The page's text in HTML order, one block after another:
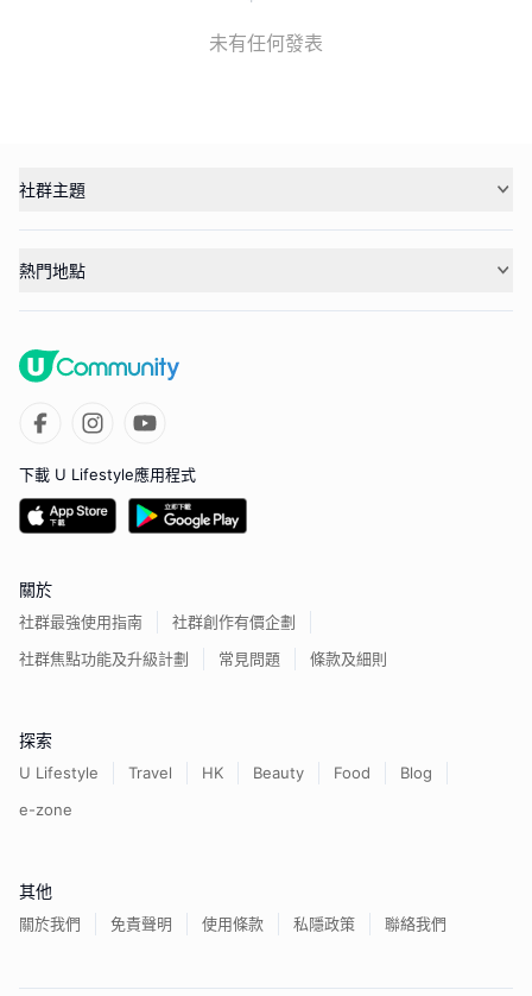
未有任何發表
社群主題
熱門地點
下載 U Lifestyle應用程式
關於
社群最強使用指南
社群創作有價企劃
社群焦點功能及升級計劃
常見問題 條款及細則
探索
U Lifestyle Travel HK Beauty Food
Blog
e-zone
其他
關於我們 免責聲明 使用條款 私隱政策 聯絡我們